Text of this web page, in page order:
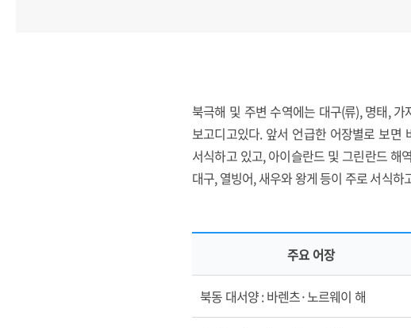
북극해 및 주변 수역에는 대구(류), 명태,
보고디고있다. 앞서 언급한 어장별로 보면
서식하고 있고, 아이슬란드 및 그린란드 해
대구, 열빙어, 새우와 왕게 등이 주로 서식
북극해 및 주변 수역의 주요 어족 자원
주요 어장
북동 대서양 : 바렌츠·노르웨이 해